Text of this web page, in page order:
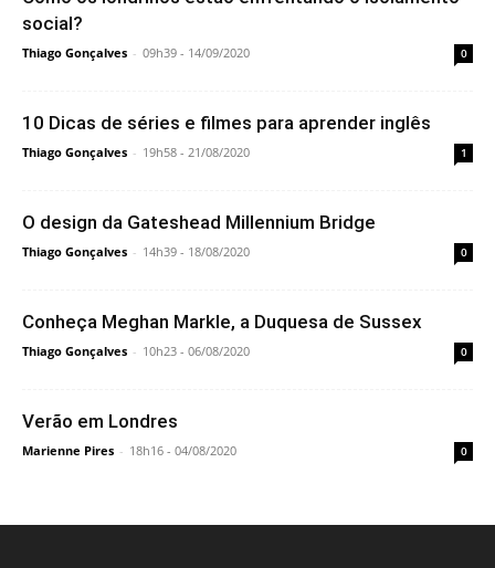
social?
Thiago Gonçalves - 09h39 - 14/09/2020 0
10 Dicas de séries e filmes para aprender inglês
Thiago Gonçalves - 19h58 - 21/08/2020 1
O design da Gateshead Millennium Bridge
Thiago Gonçalves - 14h39 - 18/08/2020 0
Conheça Meghan Markle, a Duquesa de Sussex
Thiago Gonçalves - 10h23 - 06/08/2020 0
Verão em Londres
Marienne Pires - 18h16 - 04/08/2020 0